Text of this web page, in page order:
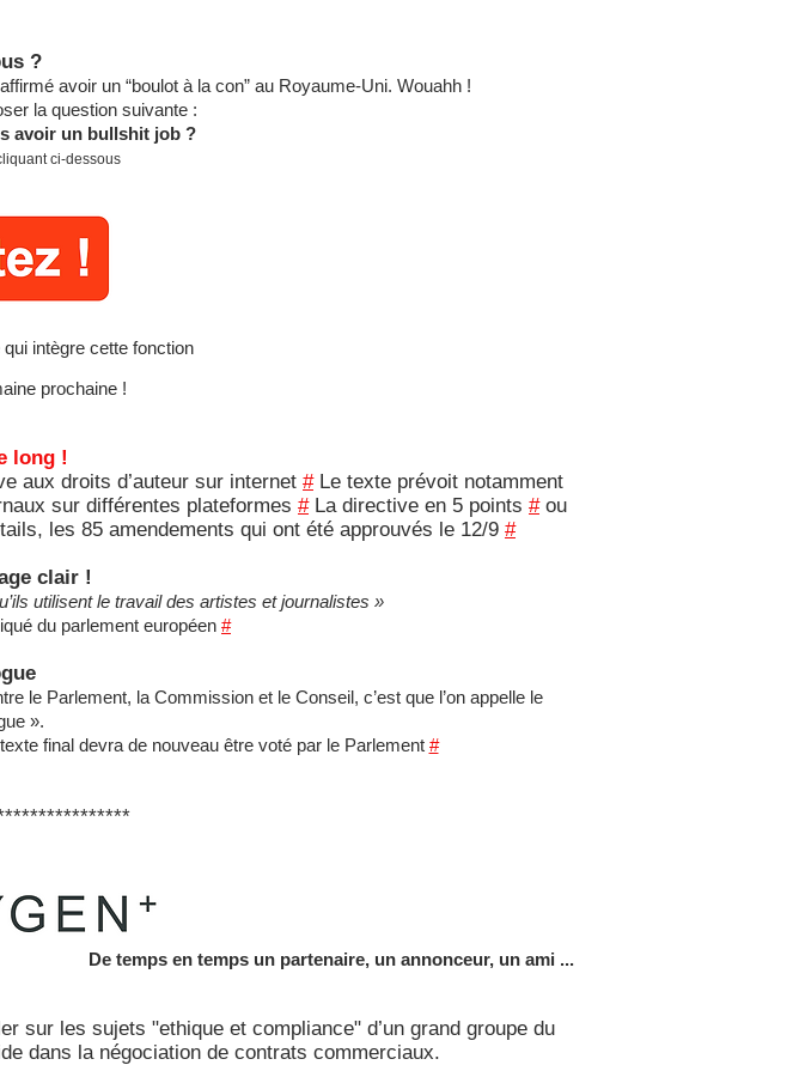
?
avoir un “boulot à la con” au Royaume-Uni. Wouahh !
la question suivante :
avoir un bullshit job ?
ci-dessous
intègre cette fonction
prochaine !
long !
aux droits d’auteur sur internet #Le texte prévoit notamment
sur différentes plateformes #La directive en 5 points #ou
les 85 amendements qui ont été approuvés le 12/9 #
clair !
utilisent le travail des artistes et journalistes »
du parlement européen #
le Parlement, la Commission et le Conseil, c’est que l’on appelle le
».
final devra de nouveau être voté par le Parlement #
De temps en temps un partenaire, un annonceur, un ami ...
sur les sujets "ethique et compliance" d’un grand groupe du
dans la négociation de contrats commerciaux.